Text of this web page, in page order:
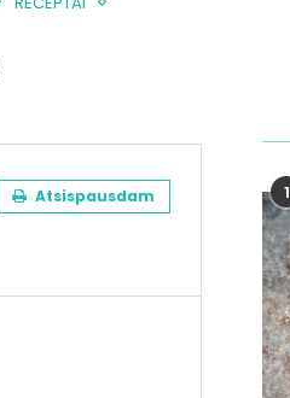
Atsispausdam 1